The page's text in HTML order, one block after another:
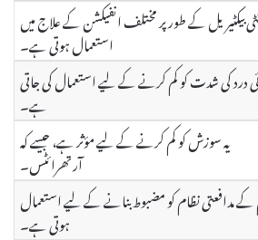
بیکٹیریل کے طور پر مختلف انفیکشن کے علاج میں
استعمال ہوتی ہے۔
درد کی شدت کو کم کرنے کے لیے استعمال کی جاتی
ہے۔
یہ سوزش کو کم کرنے کے لیے مؤثر ہے، جیسے کہ
آرتھرائٹس۔
مدافعتی نظام کو مضبوط بنانے کے لیے استعمال
ہوتی ہے۔